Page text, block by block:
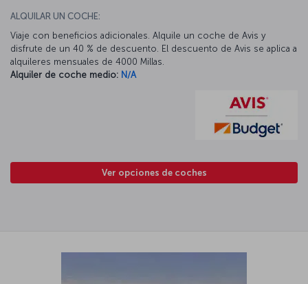
ALQUILAR UN COCHE:
Viaje con beneficios adicionales. Alquile un coche de Avis y
disfrute de un 40 % de descuento. El descuento de Avis se aplica a
alquileres mensuales de 4000 Millas.
Alquiler de coche medio: N/A
Ver opciones de coches